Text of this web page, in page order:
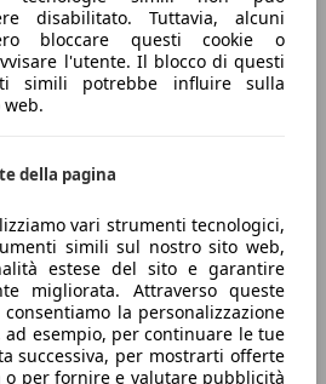
disabilitato. Tuttavia, alcuni
bloccare questi cookie o
l'utente. Il blocco di questi
simili potrebbe influire sulla
della pagina
vari strumenti tecnologici,
simili sul nostro sito web,
estese del sito e garantire
migliorata. Attraverso queste
la personalizzazione
esempio, per continuare le tue
successiva, per mostrarti offerte
o per fornire e valutare pubblicità
hybrid SHS-H Pure * SENZA
*